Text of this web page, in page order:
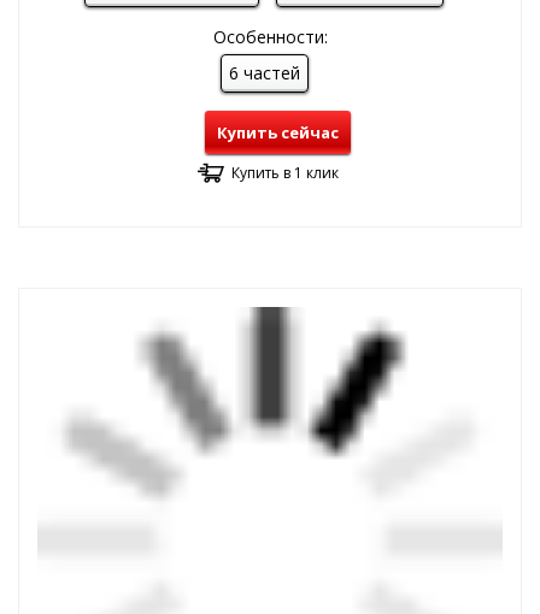
Особенности:
6 частей
Купить сейчас
Купить в 1 клик